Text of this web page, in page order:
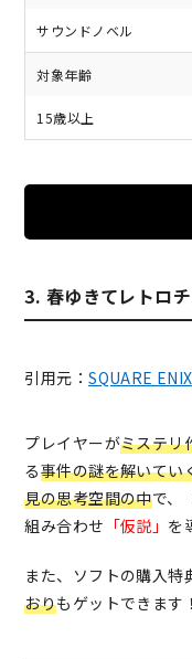
サウンドノベル
対象年齢
15歳以上
3. 春ゆきてレトロ
引用元：SQUARE
プレイヤーがミステリ
る事件の謎を解いてい
見の思考空間の中で、
組み合わせ 「仮説」 を
また、ソフトの購入
おりもゲットできます！